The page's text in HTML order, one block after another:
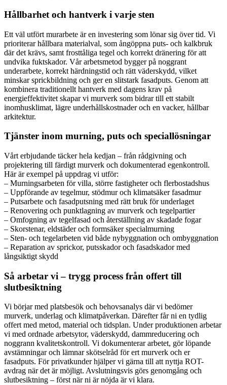
Hållbarhet och hantverk i varje sten
Ett väl utfört murarbete är en investering som lönar sig över tid. Vi
prioriterar hållbara materialval, som ångöppna puts- och kalkbruk
där det krävs, samt frosttåliga tegel och korrekt dränering för att
undvika fuktskador. Vår arbetsmetod bygger på noggrant
underarbete, korrekt härdningstid och rätt väderskydd, vilket
minskar sprickbildning och ger en slitstark fasadputs. Genom att
kombinera traditionellt hantverk med dagens krav på
energieffektivitet skapar vi murverk som bidrar till ett stabilt
inomhusklimat, lägre underhållskostnader och en vacker, hållbar
arkitektur.
Tjänster inom murning, puts och speciallösningar
Vårt erbjudande täcker hela kedjan – från rådgivning och
projektering till färdigt murverk och dokumenterad egenkontroll.
Här är exempel på uppdrag vi utför:
– Murningsarbeten för villa, större fastigheter och flerbostadshus
– Uppförande av tegelmur, stödmur och klimatsäker fasadmur
– Putsarbete och fasadputsning med rätt bruk för underlaget
– Renovering och punktlagning av murverk och tegelpartier
– Omfogning av tegelfasad och återställning av skadade fogar
– Skorstenar, eldstäder och formsäker specialmurning
– Sten- och tegelarbeten vid både nybyggnation och ombyggnation
– Reparation av sprickor, putsskador och fasadskador med
långsiktigt skydd
Så arbetar vi – trygg process från offert till
slutbesiktning
Vi börjar med platsbesök och behovsanalys där vi bedömer
murverk, underlag och klimatpåverkan. Därefter får ni en tydlig
offert med metod, material och tidsplan. Under produktionen arbetar
vi med ordnade arbetsytor, väderskydd, dammreducering och
noggrann kvalitetskontroll. Vi dokumenterar arbetet, gör löpande
avstämningar och lämnar skötselråd för ert murverk och er
fasadputs. För privatkunder hjälper vi gärna till att nyttja ROT-
avdrag när det är möjligt. Avslutningsvis görs genomgång och
slutbesiktning – först när ni är nöjda är vi klara.